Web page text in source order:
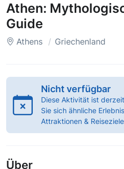
Athen:
Guide
Athens Griechenland
Nicht verfügbar
Diese Aktivität ist
Sie sich ähnliche
Attraktionen &
Über